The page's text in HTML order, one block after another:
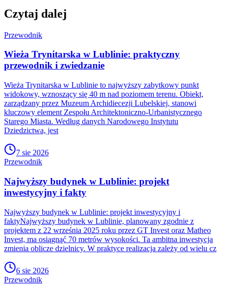
Czytaj dalej
Przewodnik
Wieża Trynitarska w Lublinie: praktyczny
przewodnik i zwiedzanie
Wieża Trynitarska w Lublinie to najwyższy zabytkowy punkt
widokowy, wznoszący się 40 m nad poziomem terenu. Obiekt,
zarządzany przez Muzeum Archidiecezji Lubelskiej, stanowi
kluczowy element Zespołu Architektoniczno-Urbanistycznego
Starego Miasta. Według danych Narodowego Instytutu
Dziedzictwa, jest
7 sie 2026
Przewodnik
Najwyższy budynek w Lublinie: projekt
inwestycyjny i fakty
Najwyższy budynek w Lublinie: projekt inwestycyjny i
faktyNajwyższy budynek w Lublinie, planowany zgodnie z
projektem z 22 września 2025 roku przez GT Invest oraz Matheo
Invest, ma osiągnąć 70 metrów wysokości. Ta ambitna inwestycja
zmienia oblicze dzielnicy. W praktyce realizacja zależy od wielu cz
6 sie 2026
Przewodnik